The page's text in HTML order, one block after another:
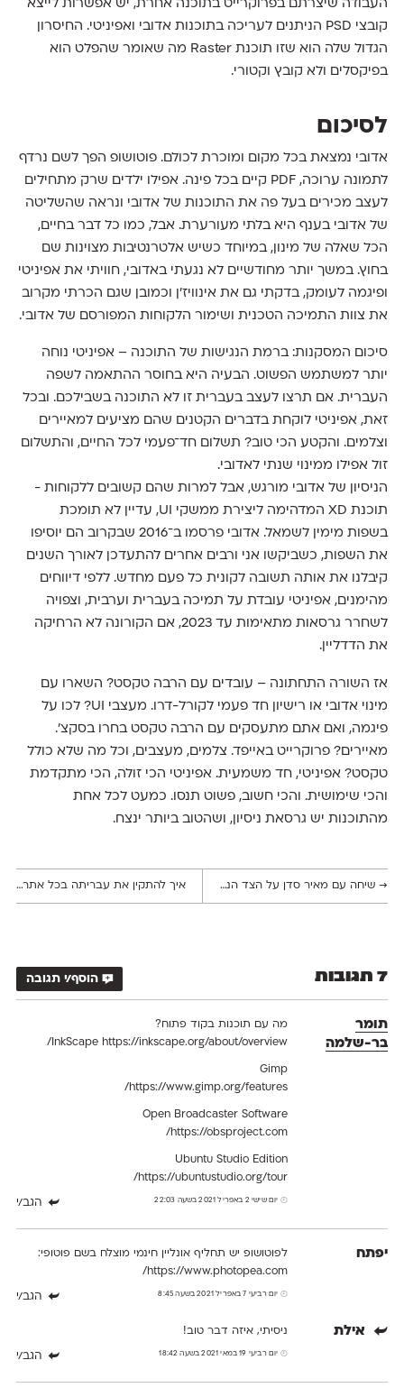
העבודה שיצרתם בפרוקרייט בתוכנה אחרת, יש אפשרות לייצא
קובצי PSD הניתנים לעריכה בתוכנות אדובי ואפיניטי. החיסרון
הגדול שלה הוא שזו תוכנת Raster מה שאומר שהפלט הוא
בפיקסלים ולא קובץ וקטורי.
לסיכום
אדובי נמצאת בכל מקום ומוכרת לכולם. פוטושופ הפך לשם נרדף
לתמונה ערוכה, PDF קיים בכל פינה. אפילו ילדים שרק מתחילים
לעצב מכירים בעל פה את התוכנות של אדובי ונראה שהשליטה
של אדובי בענף היא בלתי מעורערת. אבל, כמו כל דבר בחיים,
הכל שאלה של מינון, במיוחד כשיש אלטרנטיבות מצוינות שם
בחוץ. במשך יותר מחודשיים לא נגעתי באדובי, חוויתי את אפיניטי
ופיגמה לעומק, בדקתי גם את אינוויז׳ן וכמובן שגם הכרתי מקרוב
את צוות התמיכה הטכנית ושימור הלקוחות המפורסם של אדובי.
סיכום המסקנות: ברמת הנגישות של התוכנה – אפיניטי נוחה
יותר למשתמש הפשוט. הבעיה היא בחוסר ההתאמה לשפה
העברית. אם תרצו לעצב בעברית זו לא התוכנה בשבילכם. ובכל
זאת, אפיניטי לוקחת בדברים הקטנים שהם מציעים למאיירים
וצלמים. והקטע הכי טוב? תשלום חד־פעמי לכל החיים, והתשלום
זול אפילו ממינוי שנתי לאדובי.
הניסיון של אדובי מורגש, אבל למרות שהם קשובים ללקוחות -
תוכנת XD המדהימה ליצירת ממשקי UI, עדיין לא תומכת
בשפות מימין לשמאל. אדובי פרסמו ב־2016 שבקרוב הם יוסיפו
את השפות, כשביקשו אני ורבים אחרים להתעדכן לאורך השנים
קיבלנו את אותה תשובה לקונית כל פעם מחדש. ללפי דיווחים
מהימנים, אפיניטי עובדת על תמיכה בעברית וערבית, וצפויה
לשחרר גרסאות מתאימות עד 2023, אם הקורונה לא הרחיקה
את הדדליין.
אז השורה התחתונה – עובדים עם הרבה טקסט? השארו עם
מינוי אדובי או רישיון חד פעמי לקורל-דרו. מעצבי UI? לכו על
פיגמה, ואם אתם מתעסקים עם הרבה טקסט בחרו בסקצ׳.
מאיירים? פרוקרייט באייפד. צלמים, מעצבים, וכל מה שלא כולל
טקסט? אפיניטי, חד משמעית. אפיניטי הכי זולה, הכי מתקדמת
והכי שימושית. והכי חשוב, פשוט תנסו. כמעט לכל אחת
מהתוכנות יש גרסאת ניסיון, ושהטוב ביותר ינצח.
→שיחה עם מאיר סדן על הצד הנסתר והמשמעויות הטכנולוגיות של פונטים פרמטריים איך להתקין את עבריתה בכל אתר, כדי להציג טקסטים מותאמים לגולשים ולגולשות
הוסף/י תגובה 7 תגובות
תומר
בר-שלמה
מה עם תוכנות בקוד פתוח?
InkScape https://inkscape.org/about/overview/
Gimp
https://www.gimp.org/features/
Open Broadcaster Software
https://obsproject.com/
Ubuntu Studio Edition
https://ubuntustudio.org/tour/
יום שישי 2 באפריל 2021 בשעה 22:03 הגב/י
יפתח
לפוטושופ יש תחליף אונליין חינמי מוצלח בשם פוטופי:
https://www.photopea.com/
יום רביעי 7 באפריל 2021 בשעה 8:45 הגב/י
אילת ניסיתי, איזה דבר טוב!
יום רביעי 19 במאי 2021 בשעה 18:42 הגב/י